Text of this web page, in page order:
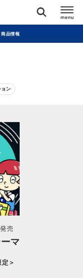
商品情報
ョン
売
マ
＞